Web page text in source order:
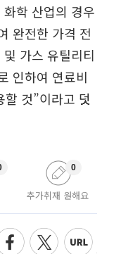
학 산업의 경우
완전한 가격 전
가스 유틸리티
인하여 연료비
것”이라고 덧
추가취재 원해요
0